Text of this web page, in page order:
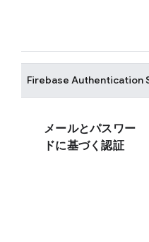
Firebase Authentication
メールとパスワー
ドに基づく認証